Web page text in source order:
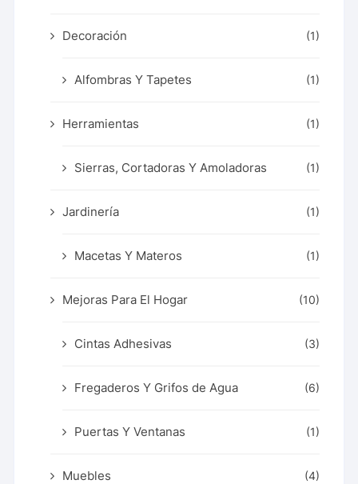
Decoración (1)
Alfombras Y Tapetes (1)
Herramientas (1)
Sierras, Cortadoras Y Amoladoras (1)
Jardinería (1)
Macetas Y Materos (1)
Mejoras Para El Hogar (10)
Cintas Adhesivas (3)
Fregaderos Y Grifos de Agua (6)
Puertas Y Ventanas (1)
Muebles (4)